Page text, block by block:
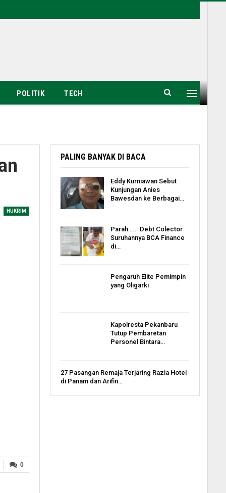
POLITIK TECH
HUKRIM
0
PALING BANYAK DI BACA
Eddy Kurniawan Sebut
Kunjungan Anies
Bawesdan ke Berbagai…
Parah….. Debt Colector
Suruhannya BCA Finance
di…
Pengaruh Elite Pemimpin
yang Oligarki
Kapolresta Pekanbaru
Tutup Pembaretan
Personel Bintara…
27 Pasangan Remaja Terjaring Razia Hotel
di Panam dan Arifin…